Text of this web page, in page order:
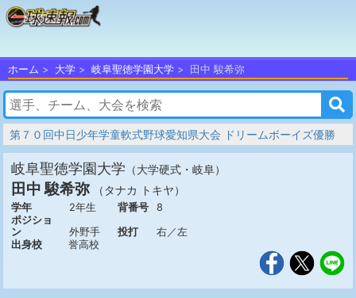
ホーム 大学 岐阜聖徳学園大学 田中 駿希弥
第７０回中日少年学童軟式野球愛知県大会 ドリームボーイズ優勝
岐阜聖徳学園大学 （大学硬式・岐阜）
田中 駿希弥 （タナカ トキヤ）
学年 2年生 背番号
8
ポジショ
ン
外野手 投打
右／左
出身校
誉高校